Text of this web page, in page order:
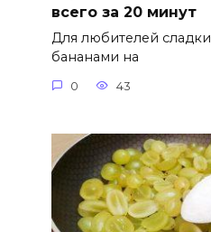
всего за 20 минут
Для любителей
бананами на
0 43